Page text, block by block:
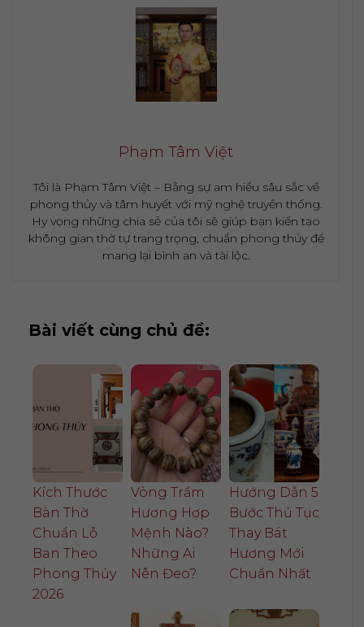
Phạm Tâm Việt
Tôi là Phạm Tâm Việt – Bằng sự am hiểu sâu sắc về
phong thủy và tâm huyết với mỹ nghệ truyền thống.
Hy vọng những chia sẻ của tôi sẽ giúp bạn kiến tạo
không gian thờ tự trang trọng, chuẩn phong thủy để
mang lại bình an và tài lộc.
Bài viết cùng chủ đề:
Kích Thước
Bàn Thờ
Chuẩn Lỗ
Ban Theo
Phong Thủy
2026
Vòng Trầm
Hương Hợp
Mệnh Nào?
Những Ai
Nên Đeo?
Hướng Dẫn 5
Bước Thủ Tục
Thay Bát
Hương Mới
Chuẩn Nhất